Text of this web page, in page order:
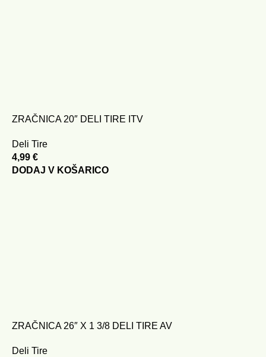
ZRAČNICA 20″ DELI TIRE ITV
Deli Tire
4,99 €
DODAJ V KOŠARICO
ZRAČNICA 26″ X 1 3/8 DELI TIRE AV
Deli Tire